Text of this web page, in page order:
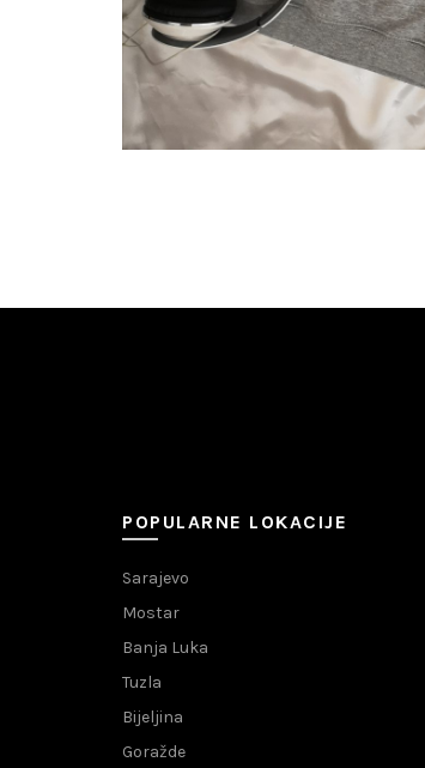
POPULARNE LOKACIJE
Sarajevo
Mostar
Banja Luka
Tuzla
Bijeljina
Goražde